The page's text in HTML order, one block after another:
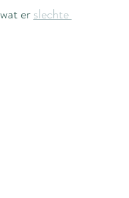
er slechte